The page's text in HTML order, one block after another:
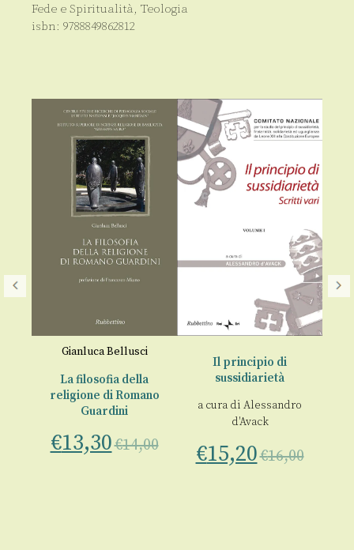
Fede e Spiritualità, Teologia
isbn: 9788849862812
Gianluca Bellusci
La filosofia della
religione di Romano
Guardini
€13,30€14,00
Il principio di
sussidiarietà
a cura di Alessandro
d'Avack
€15,20€16,00